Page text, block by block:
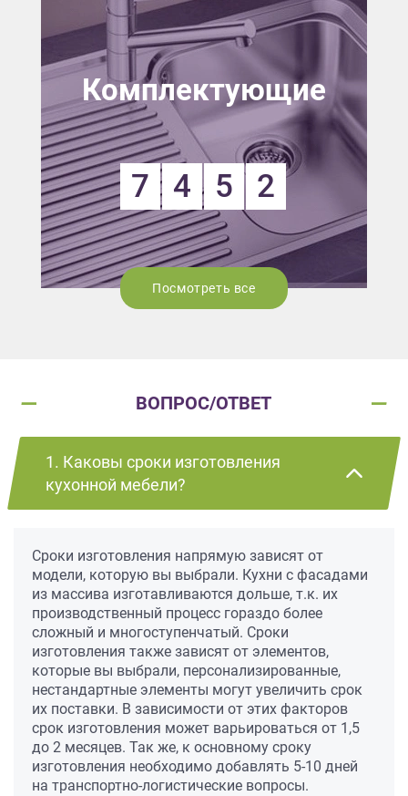
Комплектующие
7 4 5 2
Посмотреть все
ВОПРОС/ОТВЕТ
1. Каковы сроки изготовления
кухонной мебели?
Сроки изготовления напрямую зависят от
модели, которую вы выбрали. Кухни с фасадами
из массива изготавливаются дольше, т.к. их
производственный процесс гораздо более
сложный и многоступенчатый. Сроки
изготовления также зависят от элементов,
которые вы выбрали, персонализированные,
нестандартные элементы могут увеличить срок
их поставки. В зависимости от этих факторов
срок изготовления может варьироваться от 1,5
до 2 месяцев. Так же, к основному сроку
изготовления необходимо добавлять 5-10 дней
на транспортно-логистические вопросы.